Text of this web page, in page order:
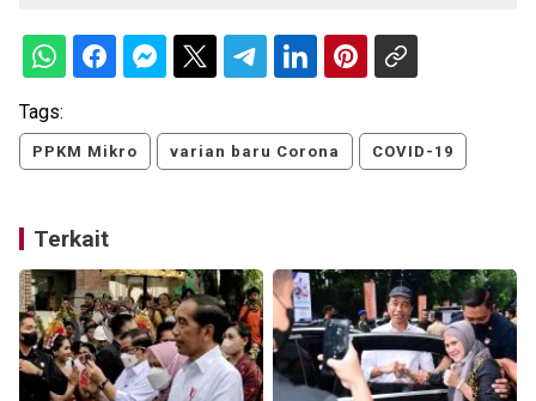
Tags:
PPKM Mikro varian baru Corona COVID-19
Terkait